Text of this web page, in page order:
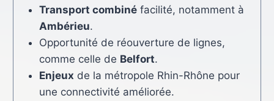
Transport combiné facilité, notamment à
Ambérieu.
Opportunité de réouverture de lignes,
comme celle de Belfort.
Enjeux de la métropole Rhin-Rhône pour
une connectivité améliorée.